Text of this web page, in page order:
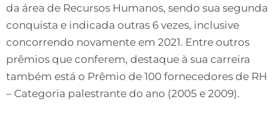
da área de Recursos Humanos, sendo sua segunda
conquista e indicada outras 6 vezes, inclusive
concorrendo novamente em 2021. Entre outros
prêmios que conferem, destaque à sua carreira
também está o Prêmio de 100 fornecedores de RH
– Categoria palestrante do ano (2005 e 2009).